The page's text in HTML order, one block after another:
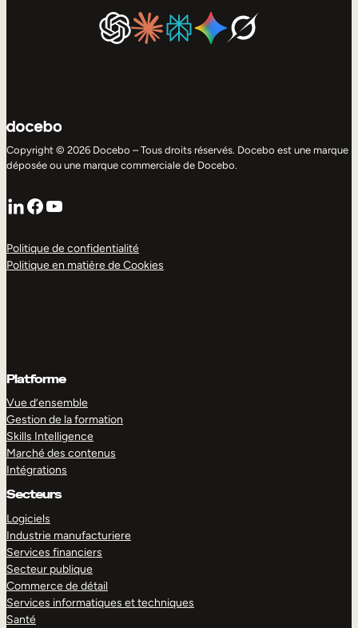
Copyright © 2026 Docebo – Tous droits réservés. Docebo est une marque
déposée ou une marque commerciale de Docebo.
LinkedIn
Facebook
YouTube
Politique de confidentialité
Politique en matière de Cookies
Platforme
Vue d’ensemble
Gestion de la formation
Skills Intelligence
Marché des contenus
Intégrations
Secteurs
Logiciels
Industrie manufacturiere
Services financiers
Secteur publique
Commerce de détail
Services informatiques et techniques
Santé